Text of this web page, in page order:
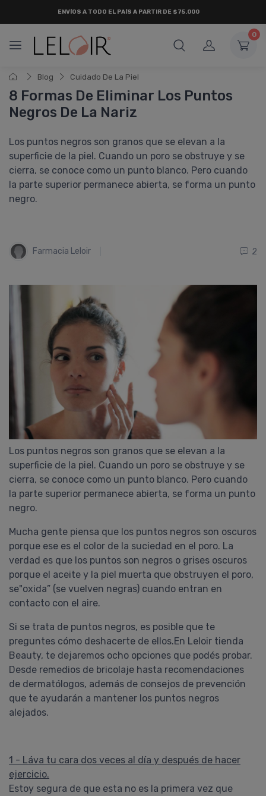
0
Blog Cuidado De La Piel
8 Formas De Eliminar Los Puntos
Negros De La Nariz
Los puntos negros son granos que se elevan a la
superficie de la piel. Cuando un poro se obstruye y se
cierra, se conoce como un punto blanco. Pero cuando
la parte superior permanece abierta, se forma un punto
negro.
Farmacia Leloir 2
Los puntos negros son granos que se elevan a la
superficie de la piel. Cuando un poro se obstruye y se
cierra, se conoce como un punto blanco. Pero cuando
la parte superior permanece abierta, se forma un punto
negro.
Mucha gente piensa que los puntos negros son oscuros
porque ese es el color de la suciedad en el poro. La
verdad es que los puntos son negros o grises oscuros
porque el aceite y la piel muerta que obstruyen el poro,
se"oxida” (se vuelven negras) cuando entran en
contacto con el aire.
Si se trata de puntos negros, es posible que te
preguntes cómo deshacerte de ellos.En Leloir tienda
Beauty, te dejaremos ocho opciones que podés probar.
Desde remedios de bricolaje hasta recomendaciones
de dermatólogos, además de consejos de prevención
que te ayudarán a mantener los puntos negros
alejados.
1 - Láva tu cara dos veces al día y después de hacer
ejercicio.
Estoy segura de que esta no es la primera vez que